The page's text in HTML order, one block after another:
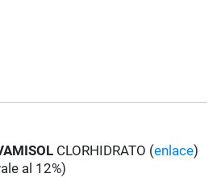
CLORHIDRATO (enlace)
al 12%)